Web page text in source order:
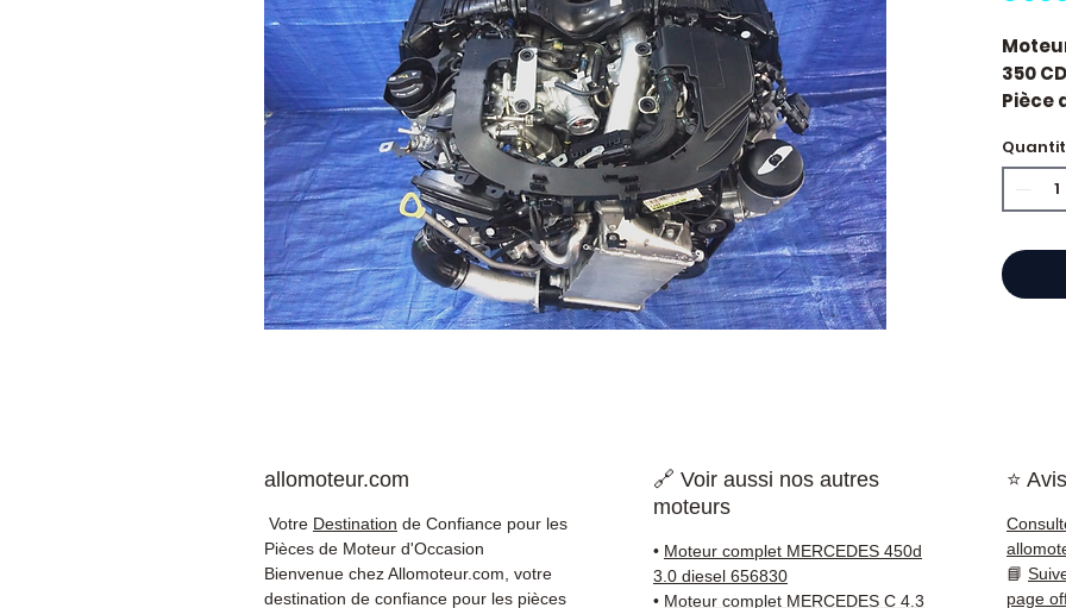
350
Pièce
allomoteur.com
Votre Destination de Confiance pour les
Pièces de Moteur d'Occasion
Bienvenue chez Allomoteur.com, votre
destination de confiance pour les pièces
🔗 Voir aussi nos autres
moteurs
• Moteur complet MERCEDES 450d
3.0 diesel 656830
• Moteur complet MERCEDES C 4.3
⭐
📘
page